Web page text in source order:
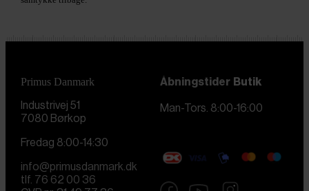
Primus Danmark
Industrivej 51
7080 Børkop
Åbningstider Butik
Man-Tors. 8:00-16:00
Fredag 8:00-14:30
info@primusdanmark.dk
tlf. 76 62 00 36